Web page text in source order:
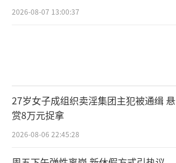
2026-08-07 13:00:37
27岁女子成组织卖淫集团主犯被通缉 悬
赏8万元捉拿
2026-08-06 22:45:28